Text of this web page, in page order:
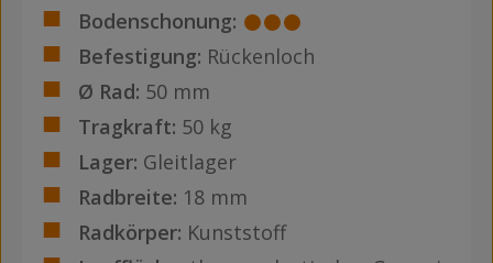
Bodenschonung:
Befestigung: Rückenloch
Ø Rad: 50 mm
Tragkraft: 50 kg
Lager: Gleitlager
Radbreite: 18 mm
Radkörper: Kunststoff